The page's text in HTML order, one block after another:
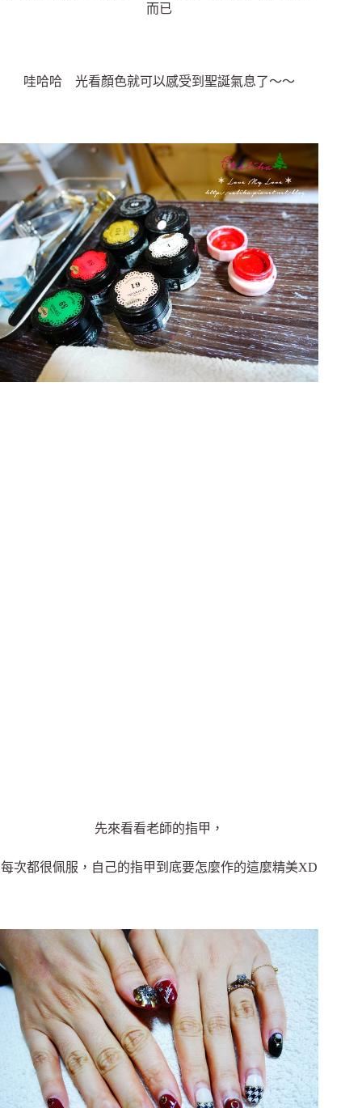
而已
哇哈哈 光看顏色就可以感受到聖誕氣息了～～
先來看看老師的指甲，
每次都很佩服，自己的指甲到底要怎麼作的這麼精美XD